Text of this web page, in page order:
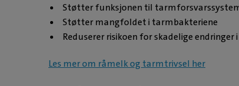
Støtter funksjonen til
Støtter mangfoldet i tarmbakteriene
Reduserer risikoen for skadelige
Les mer om råmelk og tarmtrivsel her